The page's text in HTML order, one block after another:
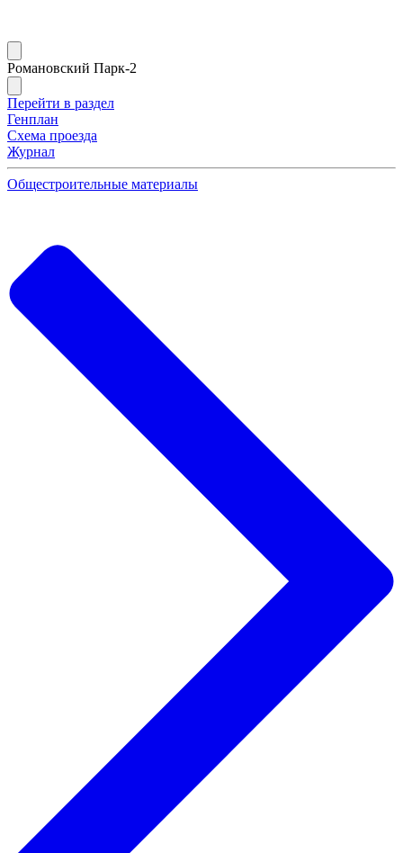
Романовский Парк-2
Перейти в раздел
Генплан
Схема проезда
Журнал
Общестроительные материалы